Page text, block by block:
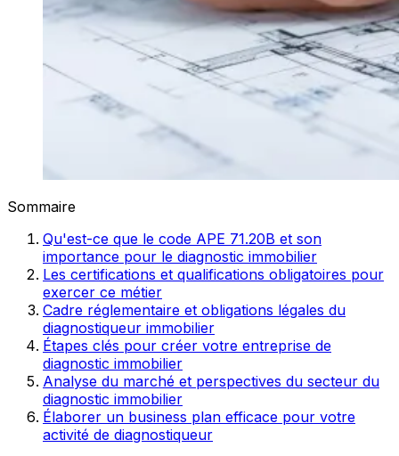
Sommaire
Qu'est-ce que le code APE 71.20B et son
importance pour le diagnostic immobilier
Les certifications et qualifications obligatoires pour
exercer ce métier
Cadre réglementaire et obligations légales du
diagnostiqueur immobilier
Étapes clés pour créer votre entreprise de
diagnostic immobilier
Analyse du marché et perspectives du secteur du
diagnostic immobilier
Élaborer un business plan efficace pour votre
activité de diagnostiqueur